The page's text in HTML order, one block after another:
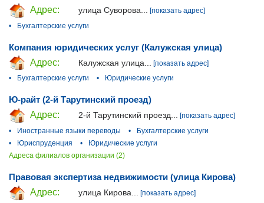
Адрес:
улица Суворова...
[показать адрес]
•
Бухгалтерские услуги
Компания юридических услуг (Калужская улица)
Адрес:
Калужская улица...
[показать адрес]
•
Бухгалтерские услуги • Юридические услуги
Ю-райт (2-й Тарутинский проезд)
Адрес:
2-й Тарутинский проезд... [показать адрес]
•
Иностранные языки переводы •
Бухгалтерские услуги
•
Юриспруденция •
Юридические услуги
Адреса филиалов организации (2)
Правовая экспертиза недвижимости (улица Кирова)
Адрес:
улица Кирова...
[показать адрес]